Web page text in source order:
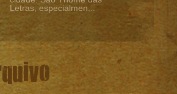
Letras, especialmen...